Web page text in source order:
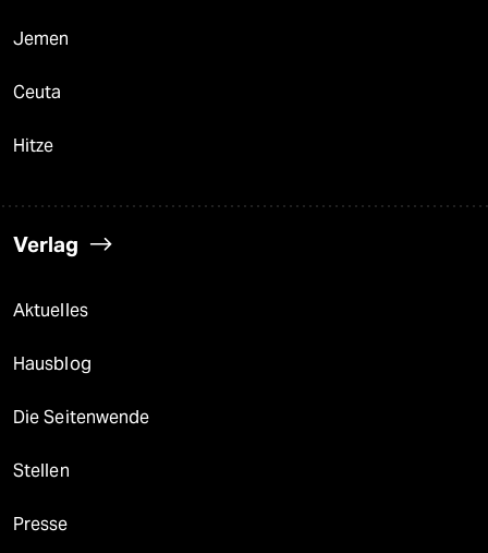
Jemen
Ceuta
Hitze
Verlag
Aktuelles
Hausblog
Die Seitenwende
Stellen
Presse